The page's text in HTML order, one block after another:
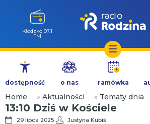
Przejdź
treści
Wołów 99.6
FM
dostępność o nas ramówka
Home » Aktualności » Tematy dnia
13:10 Dziś w Kościele
29 lipca 2025 Justyna Kubiś